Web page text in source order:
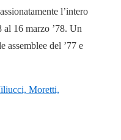
l’intero
al 16 marzo ’78. Un
assemblee del ’77 e
Moretti,